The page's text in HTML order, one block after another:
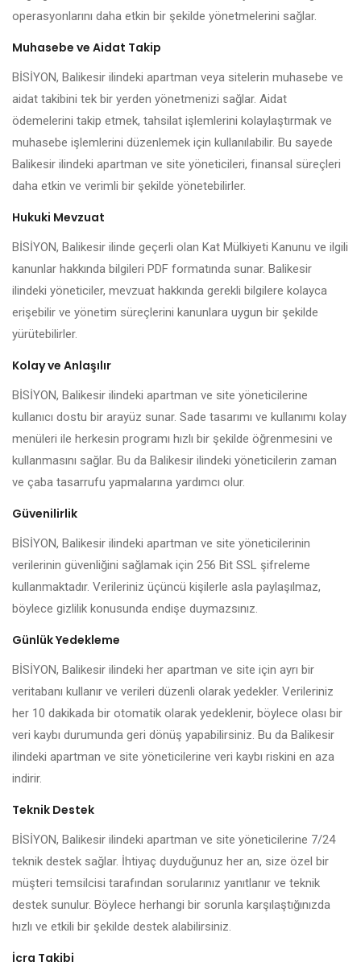
operasyonlarını daha etkin bir şekilde yönetmelerini sağlar.
Muhasebe ve Aidat Takip
BİSİYON, Balikesir ilindeki apartman veya sitelerin muhasebe ve
aidat takibini tek bir yerden yönetmenizi sağlar. Aidat
ödemelerini takip etmek, tahsilat işlemlerini kolaylaştırmak ve
muhasebe işlemlerini düzenlemek için kullanılabilir. Bu sayede
Balikesir ilindeki apartman ve site yöneticileri, finansal süreçleri
daha etkin ve verimli bir şekilde yönetebilirler.
Hukuki Mevzuat
BİSİYON, Balikesir ilinde geçerli olan Kat Mülkiyeti Kanunu ve ilgili
kanunlar hakkında bilgileri PDF formatında sunar. Balikesir
ilindeki yöneticiler, mevzuat hakkında gerekli bilgilere kolayca
erişebilir ve yönetim süreçlerini kanunlara uygun bir şekilde
yürütebilirler.
Kolay ve Anlaşılır
BİSİYON, Balikesir ilindeki apartman ve site yöneticilerine
kullanıcı dostu bir arayüz sunar. Sade tasarımı ve kullanımı kolay
menüleri ile herkesin programı hızlı bir şekilde öğrenmesini ve
kullanmasını sağlar. Bu da Balikesir ilindeki yöneticilerin zaman
ve çaba tasarrufu yapmalarına yardımcı olur.
Güvenilirlik
BİSİYON, Balikesir ilindeki apartman ve site yöneticilerinin
verilerinin güvenliğini sağlamak için 256 Bit SSL şifreleme
kullanmaktadır. Verileriniz üçüncü kişilerle asla paylaşılmaz,
böylece gizlilik konusunda endişe duymazsınız.
Günlük Yedekleme
BİSİYON, Balikesir ilindeki her apartman ve site için ayrı bir
veritabanı kullanır ve verileri düzenli olarak yedekler. Verileriniz
her 10 dakikada bir otomatik olarak yedeklenir, böylece olası bir
veri kaybı durumunda geri dönüş yapabilirsiniz. Bu da Balikesir
ilindeki apartman ve site yöneticilerine veri kaybı riskini en aza
indirir.
Teknik Destek
BİSİYON, Balikesir ilindeki apartman ve site yöneticilerine 7/24
teknik destek sağlar. İhtiyaç duyduğunuz her an, size özel bir
müşteri temsilcisi tarafından sorularınız yanıtlanır ve teknik
destek sunulur. Böylece herhangi bir sorunla karşılaştığınızda
hızlı ve etkili bir şekilde destek alabilirsiniz.
İcra Takibi